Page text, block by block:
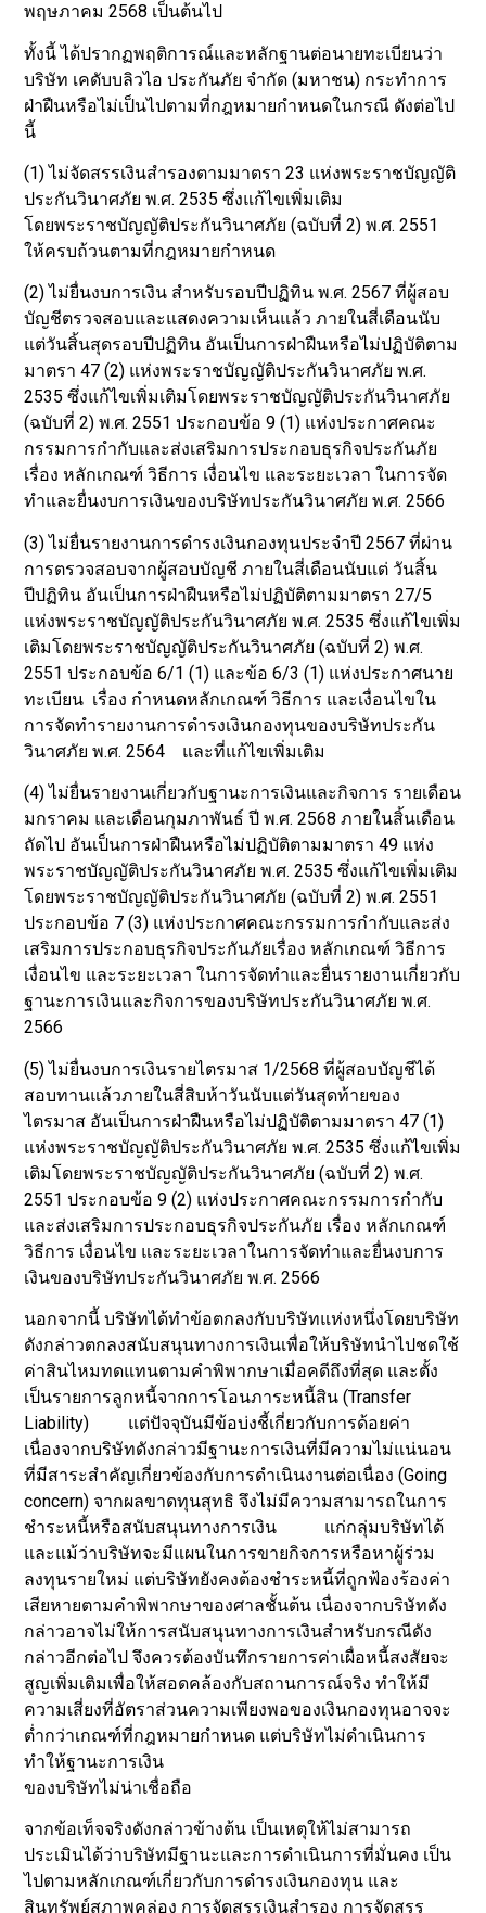
พฤษภาคม 2568 เป็นต้นไป
ทั้งนี้ ได้ปรากฏพฤติการณ์และหลักฐานต่อนายทะเบียนว่า
บริษัท เคดับบลิวไอ ประกันภัย จำกัด (มหาชน) กระทำการ
ฝ่าฝืนหรือไม่เป็นไปตามที่กฎหมายกำหนดในกรณี ดังต่อไป
นี้
(1) ไม่จัดสรรเงินสำรองตามมาตรา 23 แห่งพระราชบัญญัติ
ประกันวินาศภัย พ.ศ. 2535 ซึ่งแก้ไขเพิ่มเติม
โดยพระราชบัญญัติประกันวินาศภัย (ฉบับที่ 2) พ.ศ. 2551
ให้ครบถ้วนตามที่กฎหมายกำหนด
(2) ไม่ยื่นงบการเงิน สำหรับรอบปีปฏิทิน พ.ศ. 2567 ที่ผู้สอบ
บัญชีตรวจสอบและแสดงความเห็นแล้ว ภายในสี่เดือนนับ
แต่วันสิ้นสุดรอบปีปฏิทิน อันเป็นการฝ่าฝืนหรือไม่ปฏิบัติตาม
มาตรา 47 (2) แห่งพระราชบัญญัติประกันวินาศภัย พ.ศ.
2535 ซึ่งแก้ไขเพิ่มเติมโดยพระราชบัญญัติประกันวินาศภัย
(ฉบับที่ 2) พ.ศ. 2551 ประกอบข้อ 9 (1) แห่งประกาศคณะ
กรรมการกำกับและส่งเสริมการประกอบธุรกิจประกันภัย
เรื่อง หลักเกณฑ์ วิธีการ เงื่อนไข และระยะเวลา ในการจัด
ทำและยื่นงบการเงินของบริษัทประกันวินาศภัย พ.ศ. 2566
(3) ไม่ยื่นรายงานการดำรงเงินกองทุนประจำปี 2567 ที่ผ่าน
การตรวจสอบจากผู้สอบบัญชี ภายในสี่เดือนนับแต่ วันสิ้น
ปีปฏิทิน อันเป็นการฝ่าฝืนหรือไม่ปฏิบัติตามมาตรา 27/5
แห่งพระราชบัญญัติประกันวินาศภัย พ.ศ. 2535 ซึ่งแก้ไขเพิ่ม
เติมโดยพระราชบัญญัติประกันวินาศภัย (ฉบับที่ 2) พ.ศ.
2551 ประกอบข้อ 6/1 (1) และข้อ 6/3 (1) แห่งประกาศนาย
ทะเบียน เรื่อง กำหนดหลักเกณฑ์ วิธีการ และเงื่อนไขใน
การจัดทำรายงานการดำรงเงินกองทุนของบริษัทประกัน
วินาศภัย พ.ศ. 2564 และที่แก้ไขเพิ่มเติม
(4) ไม่ยื่นรายงานเกี่ยวกับฐานะการเงินและกิจการ รายเดือน
มกราคม และเดือนกุมภาพันธ์ ปี พ.ศ. 2568 ภายในสิ้นเดือน
ถัดไป อันเป็นการฝ่าฝืนหรือไม่ปฏิบัติตามมาตรา 49 แห่ง
พระราชบัญญัติประกันวินาศภัย พ.ศ. 2535 ซึ่งแก้ไขเพิ่มเติม
โดยพระราชบัญญัติประกันวินาศภัย (ฉบับที่ 2) พ.ศ. 2551
ประกอบข้อ 7 (3) แห่งประกาศคณะกรรมการกำกับและส่ง
เสริมการประกอบธุรกิจประกันภัยเรื่อง หลักเกณฑ์ วิธีการ
เงื่อนไข และระยะเวลา ในการจัดทำและยื่นรายงานเกี่ยวกับ
ฐานะการเงินและกิจการของบริษัทประกันวินาศภัย พ.ศ.
2566
(5) ไม่ยื่นงบการเงินรายไตรมาส 1/2568 ที่ผู้สอบบัญชีได้
สอบทานแล้วภายในสี่สิบห้าวันนับแต่วันสุดท้ายของ
ไตรมาส อันเป็นการฝ่าฝืนหรือไม่ปฏิบัติตามมาตรา 47 (1)
แห่งพระราชบัญญัติประกันวินาศภัย พ.ศ. 2535 ซึ่งแก้ไขเพิ่ม
เติมโดยพระราชบัญญัติประกันวินาศภัย (ฉบับที่ 2) พ.ศ.
2551 ประกอบข้อ 9 (2) แห่งประกาศคณะกรรมการกำกับ
และส่งเสริมการประกอบธุรกิจประกันภัย เรื่อง หลักเกณฑ์
วิธีการ เงื่อนไข และระยะเวลาในการจัดทำและยื่นงบการ
เงินของบริษัทประกันวินาศภัย พ.ศ. 2566
นอกจากนี้ บริษัทได้ทำข้อตกลงกับบริษัทแห่งหนึ่งโดยบริษัท
ดังกล่าวตกลงสนับสนุนทางการเงินเพื่อให้บริษัทนำไปชดใช้
ค่าสินไหมทดแทนตามคำพิพากษาเมื่อคดีถึงที่สุด และตั้ง
เป็นรายการลูกหนี้จากการโอนภาระหนี้สิน (Transfer
Liability) แต่ปัจจุบันมีข้อบ่งชี้เกี่ยวกับการด้อยค่า
เนื่องจากบริษัทดังกล่าวมีฐานะการเงินที่มีความไม่แน่นอน
ที่มีสาระสำคัญเกี่ยวข้องกับการดำเนินงานต่อเนื่อง (Going
concern) จากผลขาดทุนสุทธิ จึงไม่มีความสามารถในการ
ชำระหนี้หรือสนับสนุนทางการเงิน แก่กลุ่มบริษัทได้
และแม้ว่าบริษัทจะมีแผนในการขายกิจการหรือหาผู้ร่วม
ลงทุนรายใหม่ แต่บริษัทยังคงต้องชำระหนี้ที่ถูกฟ้องร้องค่า
เสียหายตามคำพิพากษาของศาลชั้นต้น เนื่องจากบริษัทดัง
กล่าวอาจไม่ให้การสนับสนุนทางการเงินสำหรับกรณีดัง
กล่าวอีกต่อไป จึงควรต้องบันทึกรายการค่าเผื่อหนี้สงสัยจะ
สูญเพิ่มเติมเพื่อให้สอดคล้องกับสถานการณ์จริง ทำให้มี
ความเสี่ยงที่อัตราส่วนความเพียงพอของเงินกองทุนอาจจะ
ต่ำกว่าเกณฑ์ที่กฎหมายกำหนด แต่บริษัทไม่ดำเนินการ
ทำให้ฐานะการเงิน
ของบริษัทไม่น่าเชื่อถือ
จากข้อเท็จจริงดังกล่าวข้างต้น เป็นเหตุให้ไม่สามารถ
ประเมินได้ว่าบริษัทมีฐานะและการดำเนินการที่มั่นคง เป็น
ไปตามหลักเกณฑ์เกี่ยวกับการดำรงเงินกองทุน และ
สินทรัพย์สภาพคล่อง การจัดสรรเงินสำรอง การจัดสรร